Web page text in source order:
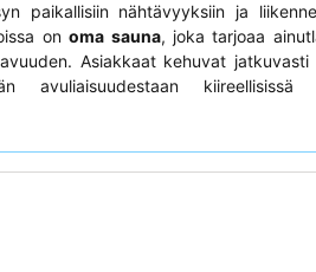
paikallisiin nähtävyyksiin ja
onoma sauna, joka tarjoaa
Asiakkaat kehuvat jatkuvasti
avuliaisuudestaan kiireellisissä
jotka eivät ole kadun puolella.